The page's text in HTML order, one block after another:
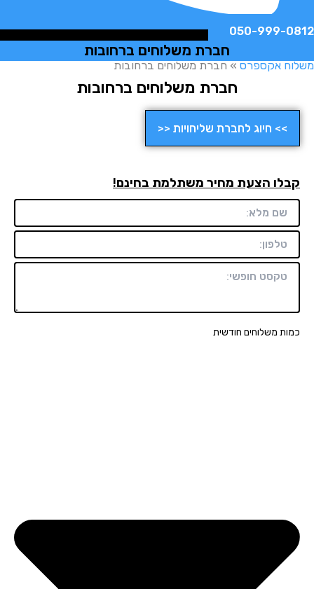
050-999-
חברת משלוחים ברחובות
אקספרס»חברת משלוחים ברחובות
חברת משלוחים ברחובות
>> חיוג לחברת שליחויות <<
הצעת מחיר משתלמת בחינם!
משלוחים חודשית